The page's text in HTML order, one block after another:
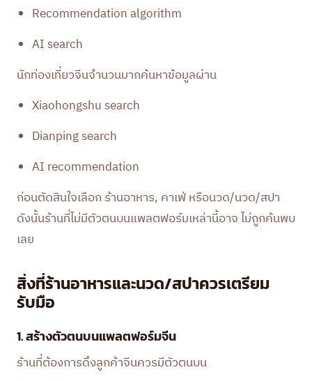
Recommendation algorithm
AI search
นักท่องเที่ยวจีนจำนวนมากค้นหาข้อมูลผ่าน
Xiaohongshu search
Dianping search
AI recommendation
ก่อนตัดสินใจเลือก ร้านอาหาร, คาเฟ่ หรือนวด/นวด/สปา
ดังนั้นร้านที่ไม่มีตัวตนบนแพลตฟอร์มเหล่านี้อาจ ไม่ถูกค้นพบ
เลย
สิ่งที่ร้านอาหารและนวด/สปาควรเตรียม
รับมือ
1. สร้างตัวตนบนแพลตฟอร์มจีน
ร้านที่ต้องการดึงลูกค้าจีนควรมีตัวตนบน